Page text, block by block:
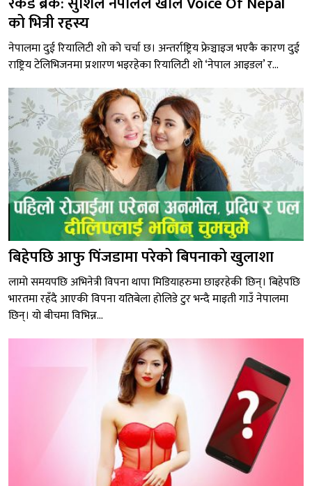
को भित्री रहस्य
नेपालमा दुई रियालिटी शो को चर्चा छ। अन्तर्राष्ट्रिय फ्रेञ्चाइज भएकै कारण दुई
राष्ट्रिय टेलिभिजनमा प्रशारण भइरहेका रियालिटी शो ‘नेपाल आइडल’ र...
बिहेपछि आफु पिंजडामा परेको बिपनाको खुलाशा
लामो समयपछि अभिनेत्री विपना थापा मिडियाहरुमा छाइरहेकी छिन्। बिहेपछि
भारतमा रहँदै आएकी विपना यतिबेला होलिडे टुर भन्दै माइती गाउँ नेपालमा
छिन्। यो बीचमा विभिन्न...